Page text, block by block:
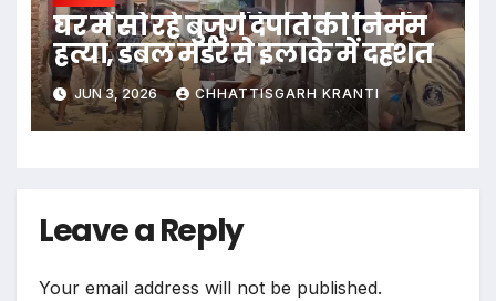
घर में सो रहे बुजुर्ग दंपति की निर्मम
हत्या, डबल मर्डर से इलाके में दहशत
JUN 3, 2026 CHHATTISGARH KRANTI
Leave a Reply
Your email address will not be published.